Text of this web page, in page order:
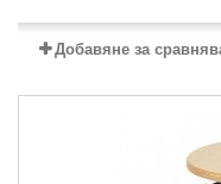
Добавяне за